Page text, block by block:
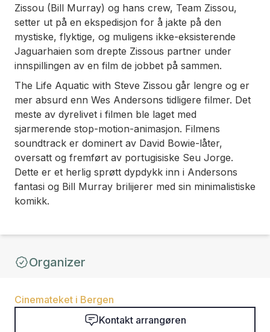
Zissou (Bill Murray) og hans crew, Team Zissou,
setter ut på en ekspedisjon for å jakte på den
mystiske, flyktige, og muligens ikke-eksisterende
Jaguarhaien som drepte Zissous partner under
innspillingen av en film de jobbet på sammen.
The Life Aquatic with Steve Zissou går lengre og er
mer absurd enn Wes Andersons tidligere filmer. Det
meste av dyrelivet i filmen ble laget med
sjarmerende stop-motion-animasjon. Filmens
soundtrack er dominert av David Bowie-låter,
oversatt og fremført av portugisiske Seu Jorge.
Dette er et herlig sprøtt dypdykk inn i Andersons
fantasi og Bill Murray brilijerer med sin minimalistiske
komikk.
Organizer
Cinemateket i Bergen
Kontakt arrangøren